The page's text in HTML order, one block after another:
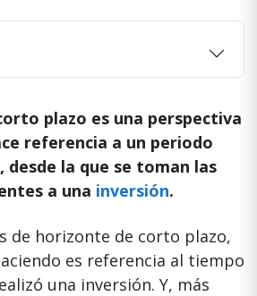
plazo es una perspectiva
referencia a un periodo
la que se toman las
a una inversión.
de horizonte de corto plazo,
es referencia al tiempo
una inversión. Y, más